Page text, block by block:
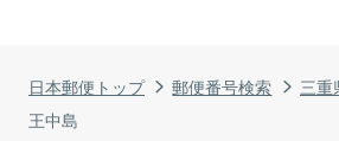
日本郵便トップ 郵便番号検索 三重
王中島